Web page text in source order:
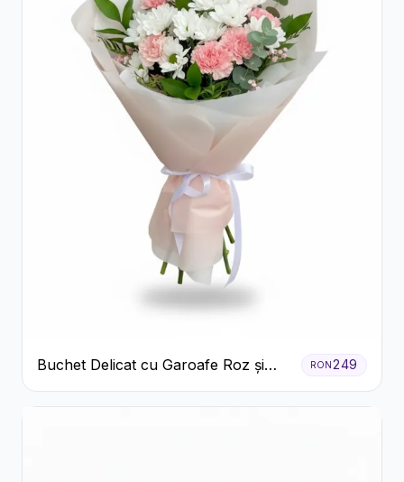
Buchet Delicat cu Garoafe Roz și
Crizanteme Albe
RON249